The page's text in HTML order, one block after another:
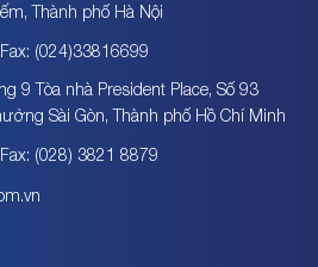
Thành phố Hà Nội
(024)33816699
9 Tòa nhà President Place, Số 93
Sài Gòn, Thành phố Hồ Chí Minh
(028) 3821 8879